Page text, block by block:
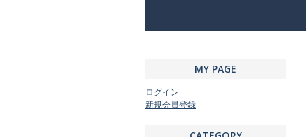
MY PAGE
ログイン
新規会員登録